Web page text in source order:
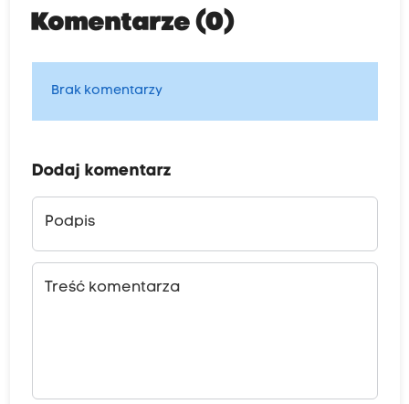
Komentarze (0)
Brak komentarzy
Dodaj komentarz
Podpis
Treść komentarza